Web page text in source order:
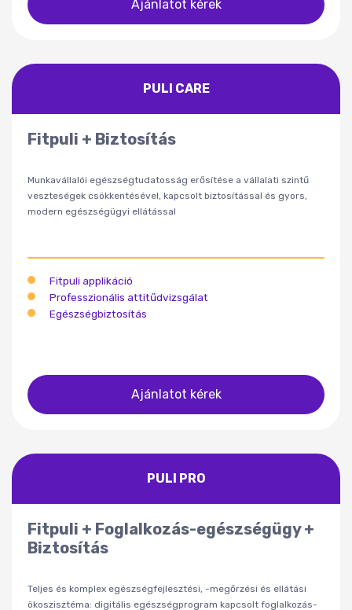
Ajánlatot kérek
PULI CARE
Fitpuli + Biztosítás
Munkavállalói egészségtudatosság erősítése a vállalati szintű
veszteségek csökkentésével, kapcsolt biztosítással és gyors,
modern egészségügyi ellátással
Fitpuli applikáció
Professzionális attitűdvizsgálat
Egészségbiztosítás
Ajánlatot kérek
PULI PRO
Fitpuli + Foglalkozás-egészségügy +
Biztosítás
Teljes és komplex egészségfejlesztési, -megőrzési és ellátási
ökoszisztéma: digitális egészségprogram kapcsolt foglalkozás-